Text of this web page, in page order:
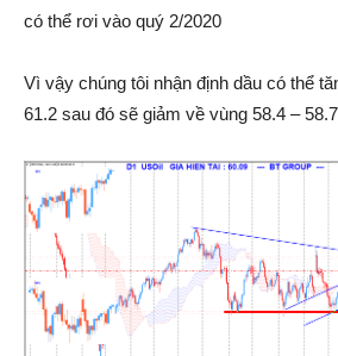
có thể rơi vào quý 2/2020
Vì vậy chúng tôi nhận định dầu có thể
61.2 sau đó sẽ giảm về vùng 58.4 – 58.7